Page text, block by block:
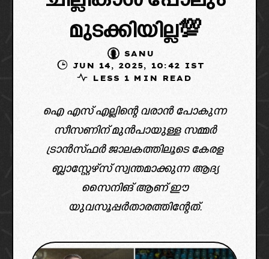
മുടക്കിയില്ല💯
SANU
JUN 14, 2025, 10:42 IST
LESS 1 MIN READ
ഐ എസ് എല്ലിന്റെ വരാൻ പോകുന്ന
സീസണിന് മുൻപായുള്ള സമ്മർ
ട്രാൻസ്ഫർ ജാലകത്തിലൂടെ കേരള
ബ്ലാസ്റ്റേഴ്സ് സ്വന്തമാക്കുന്ന ആദ്യ
സൈനിങ് ആണ് ഈ
യുവസൂപ്പർതാരത്തിന്റേത്.
image credit: x